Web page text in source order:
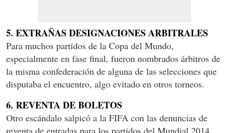
5. EXTRAÑAS DESIGNACIONES ARBITRALES
Para muchos partidos de la Copa del Mundo,
especialmente en fase final, fueron nombrados árbitros de
la misma confederación de alguna de las selecciones que
disputaba el encuentro, algo evitado en otros torneos.
6. REVENTA DE BOLETOS
Otro escándalo salpicó a la FIFA con las denuncias de
reventa de entradas para los partidos del Mundial 2014,